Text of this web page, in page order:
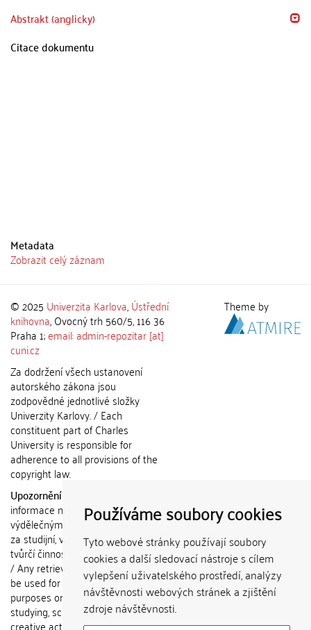
Používáme soubory cookies
Tyto webové stránky používají soubory
cookies a další sledovací nástroje s cílem
vylepšení uživatelského prostředí, analýzy
návštěvnosti webových stránek a zjištění
zdroje návštěvnosti.
Abstrakt (anglicky)
Citace dokumentu
Metadata
Zobrazit celý záznam
© 2025 Univerzita Karlova,Ústřední
knihovna, Ovocný trh 560/5, 116 36
Praha 1;email: admin-repozitar [at]
cuni.cz
Za dodržení všech ustanovení
autorského zákona jsou
zodpovědné jednotlivé složky
Univerzity Karlovy. / Each
constituent part of Charles
University is responsible for
adherence to all provisions of the
copyright law.
Upozornění / Notice:
informace nemohou být použity k
výdělečným účelům nebo vydávány
za studijní, vědeckou nebo jinou
tvůrčí činnost jiné osoby než autora.
/ Any retrieved information shall not
be used for any commercial
purposes or claimed as results of
studying, scientific or any other
creative activities of any person
Theme by